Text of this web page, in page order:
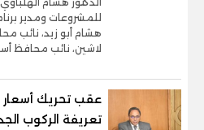
للمشروعات ومدير
هشام أبو زيد، نائب
لاشين، نائب محافظ
عقب تحريك أسعار
تعريفة الركوب